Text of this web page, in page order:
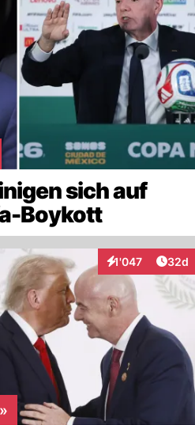
sich auf
Boykott
1'047
Interaktionen32d